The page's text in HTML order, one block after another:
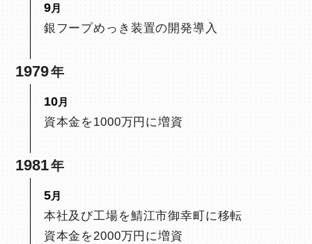
9
銀フープめっき装置の開発導入
1979
10
資本金を1000万円に増資
1981
5
本社及び工場を鯖江市御幸町に移転
資本金を2000万円に増資